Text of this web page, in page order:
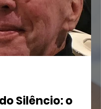
nortista
Silêncio: o